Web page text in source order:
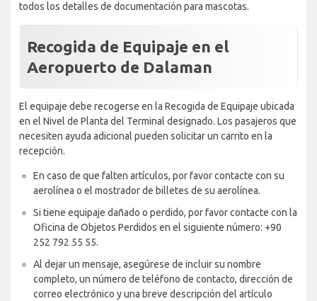
todos los detalles de documentación para mascotas.
Recogida de Equipaje en el
Aeropuerto de Dalaman
El equipaje debe recogerse en la Recogida de Equipaje ubicada
en el Nivel de Planta del Terminal designado. Los pasajeros que
necesiten ayuda adicional pueden solicitar un carrito en la
recepción.
En caso de que falten artículos, por favor contacte con su
aerolínea o el mostrador de billetes de su aerolínea.
Si tiene equipaje dañado o perdido, por favor contacte con la
Oficina de Objetos Perdidos en el siguiente número: +90
252 792 55 55.
Al dejar un mensaje, asegúrese de incluir su nombre
completo, un número de teléfono de contacto, dirección de
correo electrónico y una breve descripción del artículo